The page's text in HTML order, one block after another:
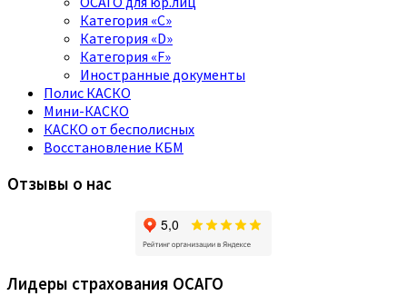
Категория «C»
Категория «D»
Категория «F»
Иностранные документы
Полис КАСКО
Мини-КАСКО
КАСКО от бесполисных
Восстановление КБМ
Отзывы о нас
Лидеры страхования ОСАГО